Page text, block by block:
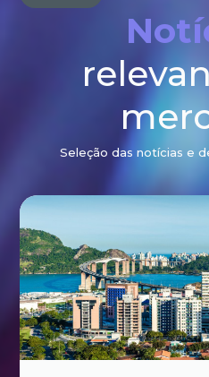
Seleção das notícias e